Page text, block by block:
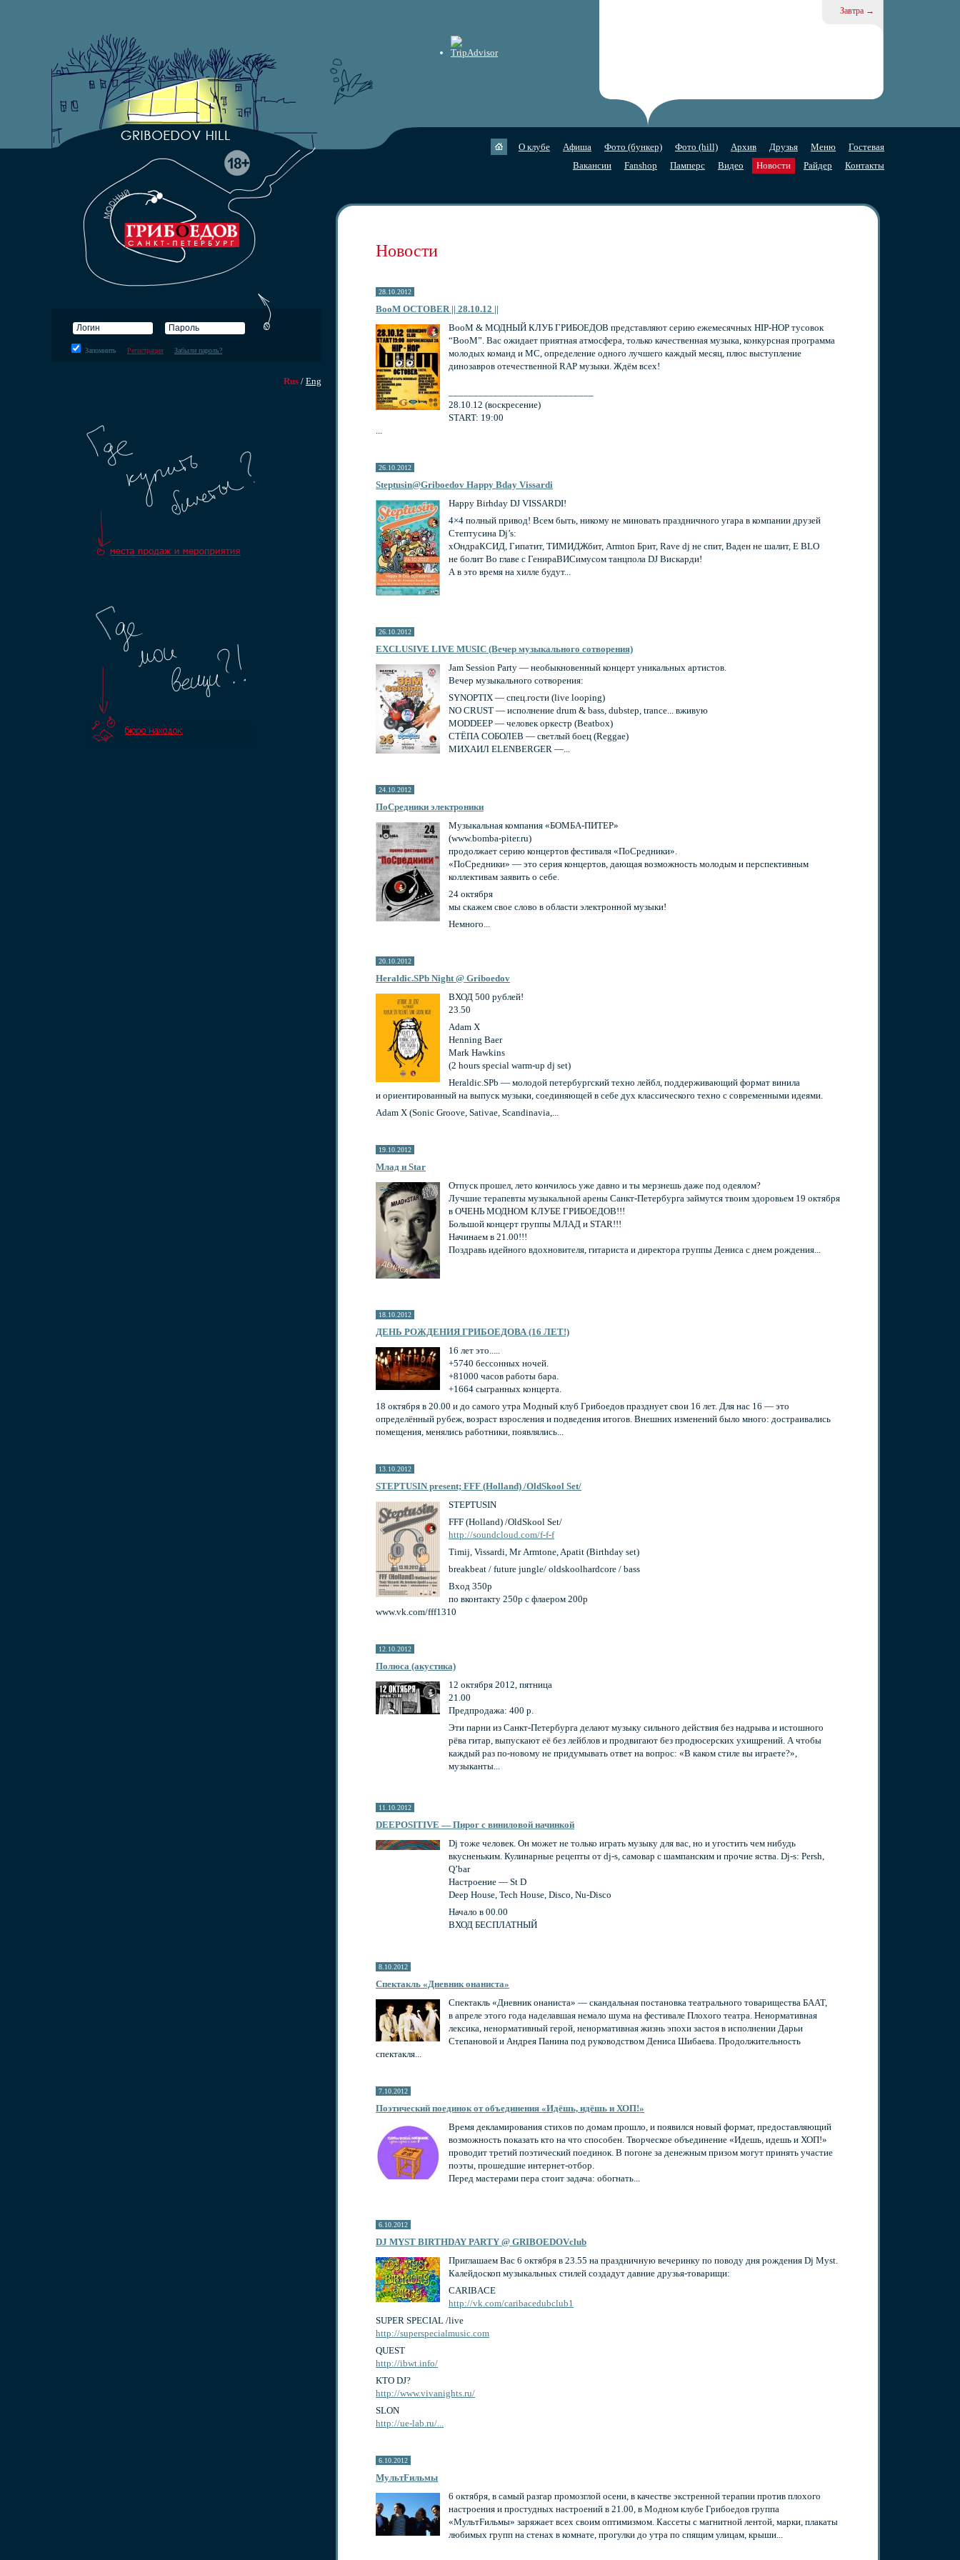
Завтра →
О клубе Афиша Фото (бункер) Фото (hill) Архив Друзья Меню
Гостевая
Вакансии
Fanshop Памперс Видео Новости Райдер Контакты
Запомнить Регистрация Забыли пароль?
Rus / Eng
Новости
28.10.2012
BooM OCTOBER || 28.10.12 ||
BooM & МОДНЫЙ КЛУБ ГРИБОЕДОВ представляют серию ежемесячных HIP-HOP тусовок
“BooM”. Вас ожидает приятная атмосфера, только качественная музыка, конкурсная программа
молодых команд и МС, определение одного лучшего каждый месяц, плюс выступление
динозавров отечественной RAP музыки. Ждём всех!
28.10.12 (воскресение)
START: 19:00
26.10.2012
Steptusin@Griboedov Happy Bday Vissardi
Happy Birhday DJ VISSARDI!
4×4 полный привод! Всем быть, никому не миновать праздничного угара в компании друзей
Стептусина Dj’s:
хОндраКСИД, Гипатит, ТИМИДЖбит, Armton Брит, Rave dj не спит, Ваден не шалит, Е BLO
не болит Во главе с ГенираВИСимусом танцпола DJ Вискарди!
А в это время на хилле будут...
26.10.2012
EXCLUSIVE LIVE MUSIC (Вечер музыкального сотворения)
Jam Session Party — необыкновенный концерт уникальных артистов.
Вечер музыкального сотворения:
SYNOPTIX — спец.гости (live looping)
NO CRUST — исполнение drum & bass, dubstep, trance... вживую
MODDEEP — человек оркестр (Beatbox)
СТЁПА СОБОЛЕВ — светлый боец (Reggae)
МИХАИЛ ELENBERGER —...
24.10.2012
ПоСредники электроники
Музыкальная компания «БОМБА-ПИТЕР»
(www.bomba-piter.ru)
продолжает серию концертов фестиваля «ПоСредники».
«ПоСредники» — это серия концертов, дающая возможность молодым и перспективным
коллективам заявить о себе.
24 октября
мы скажем свое слово в области электронной музыки!
Немного...
20.10.2012
Heraldic.SPb Night @ Griboedov
ВХОД 500 рублей!
23.50
Adam X
Henning Baer
Mark Hawkins
(2 hours special warm-up dj set)
Heraldic.SPb — молодой петербургский техно лейбл, поддерживающий формат винила
и ориентированный на выпуск музыки, соединяющей в себе дух классического техно с современными идеями.
Adam X (Sonic Groove, Sativae, Scandinavia,...
19.10.2012
Млад и Star
Отпуск прошел, лето кончилось уже давно и ты мерзнешь даже под одеялом?
Лучшие терапевты музыкальной арены Санкт-Петербурга займутся твоим здоровьем 19 октября
в ОЧЕНЬ МОДНОМ КЛУБЕ ГРИБОЕДОВ!!!
Большой концерт группы МЛАД и STAR!!!
Начинаем в 21.00!!!
Поздравь идейного вдохновителя, гитариста и директора группы Дениса с днем рождения...
18.10.2012
ДЕНЬ РОЖДЕНИЯ ГРИБОЕДОВА (16 ЛЕТ!)
16 лет это.....
+5740 бессонных ночей.
+81000 часов работы бара.
+1664 сыгранных концерта.
18 октября в 20.00 и до самого утра Модный клуб Грибоедов празднует свои 16 лет. Для нас 16 — это
определённый рубеж, возраст взросления и подведения итогов. Внешних изменений было много: достраивались
помещения, менялись работники, появлялись...
13.10.2012
STEPTUSIN present; FFF (Holland) /OldSkool Set/
STEPTUSIN
FFF (Holland) /OldSkool Set/
http://soundcloud.com/f-f-f
Timij, Vissardi, Mr Armtone, Apatit (Birthday set)
breakbeat / future jungle/ oldskoolhardcore / bass
Вход 350р
по вконтакту 250р с флаером 200р
www.vk.com/fff1310
12.10.2012
Полюса (акустика)
12 октября 2012, пятница
21.00
Предпродажа: 400 р.
Эти парни из Санкт-Петербурга делают музыку сильного действия без надрыва и истошного
рёва гитар, выпускают её без лейблов и продвигают без продюсерских ухищрений. А чтобы
каждый раз по-новому не придумывать ответ на вопрос: «В каком стиле вы играете?»,
музыканты...
11.10.2012
DEEPOSITIVE — Пирог с виниловой начинкой
Dj тоже человек. Он может не только играть музыку для вас, но и угостить чем нибудь
вкусненьким. Кулинарные рецепты от dj-s, самовар с шампанским и прочие яства. Dj-s: Persh,
Q’bar
Настроение — St D
Deep House, Tech House, Disco, Nu-Disco
Начало в 00.00
ВХОД БЕСПЛАТНЫЙ
8.10.2012
Спектакль «Дневник онаниста»
Спектакль «Дневник онаниста» — скандальная постановка театрального товарищества БААТ,
в апреле этого года наделавшая немало шума на фестивале Плохого театра. Ненормативная
лексика, ненормативный герой, ненормативная жизнь эпохи застоя в исполнении Дарьи
Степановой и Андрея Панина под руководством Дениса Шибаева. Продолжительность
спектакля...
7.10.2012
Поэтический поединок от объединения «Идёшь, идёшь и ХОП!»
Время декламирования стихов по домам прошло, и появился новый формат, предоставляющий
возможность показать кто на что способен. Творческое объединение «Идешь, идешь и ХОП!»
проводит третий поэтический поединок. В погоне за денежным призом могут принять участие
поэты, прошедшие интернет-отбор.
Перед мастерами пера стоит задача: обогнать...
6.10.2012
DJ MYST BIRTHDAY PARTY @ GRIBOEDOVclub
Приглашаем Вас 6 октября в 23.55 на праздничную вечеринку по поводу дня рождения Dj Myst.
Калейдоскоп музыкальных стилей создадут давние друзья-товарищи:
CARIBACE
http://vk.com/caribacedubclub1
SUPER SPECIAL /live
http://superspecialmusic.com
QUEST
http://ibwt.info/
KTO DJ?
http://www.vivanights.ru/
SLON
http://ue-lab.ru/...
6.10.2012
МультFильмы
6 октября, в самый разгар промозглой осени, в качестве экстренной терапии против плохого
настроения и простудных настроений в 21.00, в Модном клубе Грибоедов группа
«МультFильмы» заряжает всех своим оптимизмом. Кассеты с магнитной лентой, марки, плакаты
любимых групп на стенах в комнате, прогулки до утра по спящим улицам, крыши...